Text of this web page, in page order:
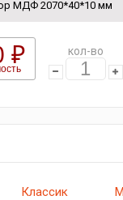
МДФ 2070*40*10 мм
₽ кол-во
Классик